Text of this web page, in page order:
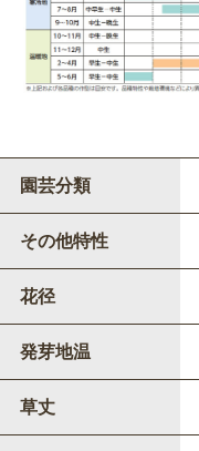
園芸分類
その他特性
花径
発芽地温
草丈